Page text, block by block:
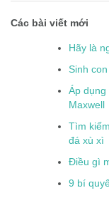
Các bài viết mới
Hãy là
Sinh
Áp dụng
Maxwell
Tìm
đá xù xì
Điều gì
9 bí